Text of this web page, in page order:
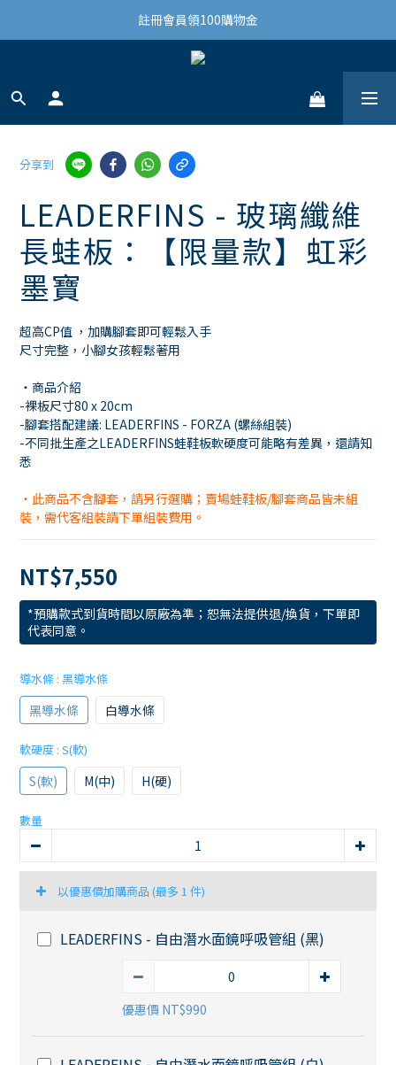
結帳滿3,000免運(限台灣)
註冊會員領100購物金
結帳滿3,000免運(限台灣)
分享到
LEADERFINS - 玻璃纖維
長蛙板：【限量款】虹彩
墨寶
超高CP值 ，加購腳套即可輕鬆入手
尺寸完整，小腳女孩輕鬆著用
・商品介紹
-裸板尺寸80 x 20cm
-腳套搭配建議: LEADERFINS - FORZA (螺絲組裝)
-不同批生產之LEADERFINS蛙鞋板軟硬度可能略有差異，還請知
悉
・此商品不含腳套，請另行選購；賣場蛙鞋板/腳套商品皆未組
裝，需代客組裝請下單組裝費用。
NT$7,550
*預購款式到貨時間以原廠為準；恕無法提供退/換貨，下單即
代表同意。
導水條 : 黑導水條
黑導水條 白導水條
軟硬度 : S(軟)
S(軟) M(中) H(硬)
數量
以優惠價加購商品(最多 1 件)
LEADERFINS - 自由潛水面鏡呼吸管組 (黑)
優惠價 NT$990